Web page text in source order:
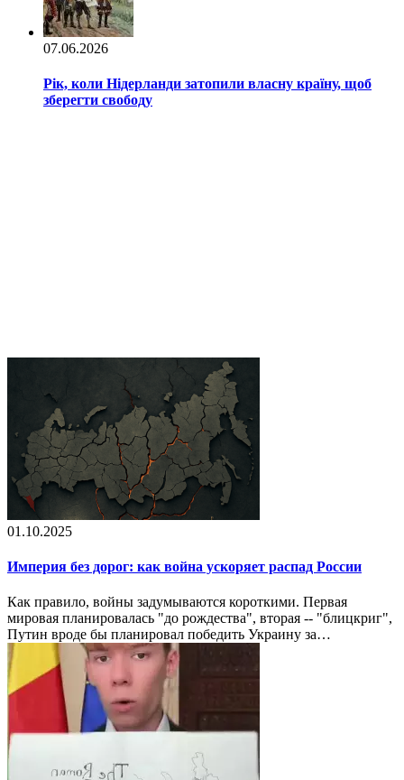
07.06.2026
Рік, коли Нідерланди затопили власну країну, щоб
зберегти свободу
01.10.2025
Империя без дорог: как война ускоряет распад России
Как правило, войны задумываются короткими. Первая
мировая планировалась "до рождества", вторая -- "блицкриг",
Путин вроде бы планировал победить Украину за…